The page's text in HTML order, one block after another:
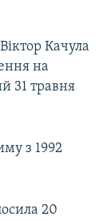
Качула
на
31 травня
з 1992
20